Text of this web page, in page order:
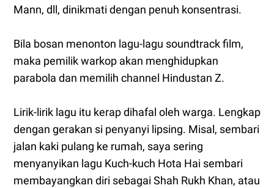
Mann, dll, dinikmati dengan penuh konsentrasi.
Bila bosan menonton lagu-lagu soundtrack film,
maka pemilik warkop akan menghidupkan
parabola dan memilih channel Hindustan Z.
Lirik-lirik lagu itu kerap dihafal oleh warga. Lengkap
dengan gerakan si penyanyi lipsing. Misal, sembari
jalan kaki pulang ke rumah, saya sering
menyanyikan lagu Kuch-kuch Hota Hai sembari
membayangkan diri sebagai Shah Rukh Khan, atau